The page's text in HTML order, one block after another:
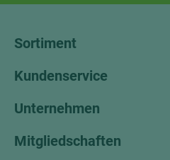
Sortiment
Kundenservice
Unternehmen
Mitgliedschaften